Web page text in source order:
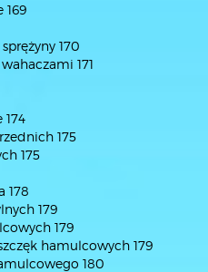
169
170
171
174
175
175
178
179
179
hamulcowych 179
180